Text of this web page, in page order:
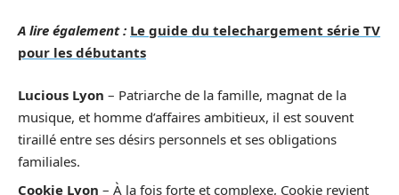
A lire également : Le guide du telechargement série TV
pour les débutants
Lucious Lyon – Patriarche de la famille, magnat de la
musique, et homme d’affaires ambitieux, il est souvent
tiraillé entre ses désirs personnels et ses obligations
familiales.
Cookie Lyon – À la fois forte et complexe, Cookie revient